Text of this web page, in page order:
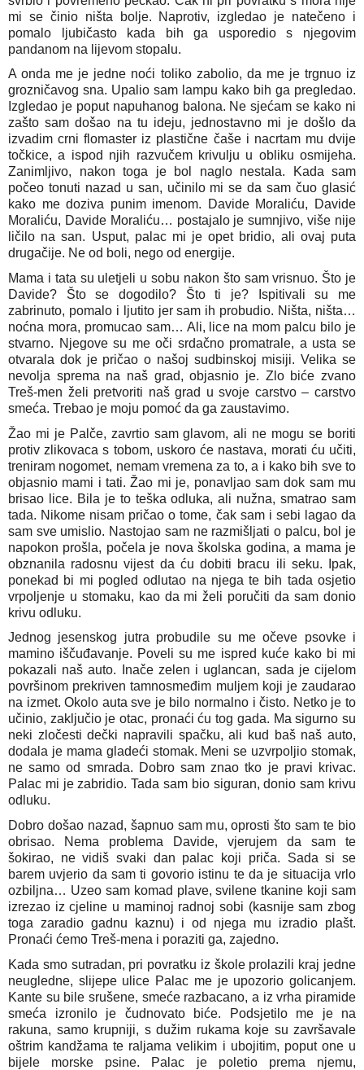
mi se činio ništa bolje. Naprotiv, izgledao je natečeno i
pomalo ljubičasto kada bih ga usporedio s njegovim
pandanom na lijevom stopalu.
A onda me je jedne noći toliko zabolio, da me je trgnuo iz
grozničavog sna. Upalio sam lampu kako bih ga pregledao.
Izgledao je poput napuhanog balona. Ne sjećam se kako ni
zašto sam došao na tu ideju, jednostavno mi je došlo da
izvadim crni flomaster iz plastične čaše i nacrtam mu dvije
točkice, a ispod njih razvučem krivulju u obliku osmijeha.
Zanimljivo, nakon toga je bol naglo nestala. Kada sam
počeo tonuti nazad u san, učinilo mi se da sam čuo glasić
kako me doziva punim imenom. Davide Moraliću, Davide
Moraliću, Davide Moraliću… postajalo je sumnjivo, više nije
ličilo na san. Usput, palac mi je opet bridio, ali ovaj puta
drugačije. Ne od boli, nego od energije.
Mama i tata su uletjeli u sobu nakon što sam vrisnuo. Što je
Davide? Što se dogodilo? Što ti je? Ispitivali su me
zabrinuto, pomalo i ljutito jer sam ih probudio. Ništa, ništa…
noćna mora, promucao sam… Ali, lice na mom palcu bilo je
stvarno. Njegove su me oči srdačno promatrale, a usta se
otvarala dok je pričao o našoj sudbinskoj misiji. Velika se
nevolja sprema na naš grad, objasnio je. Zlo biće zvano
Treš-men želi pretvoriti naš grad u svoje carstvo – carstvo
smeća. Trebao je moju pomoć da ga zaustavimo.
Žao mi je Palče, zavrtio sam glavom, ali ne mogu se boriti
protiv zlikovaca s tobom, uskoro će nastava, morati ću učiti,
treniram nogomet, nemam vremena za to, a i kako bih sve to
objasnio mami i tati. Žao mi je, ponavljao sam dok sam mu
brisao lice. Bila je to teška odluka, ali nužna, smatrao sam
tada. Nikome nisam pričao o tome, čak sam i sebi lagao da
sam sve umislio. Nastojao sam ne razmišljati o palcu, bol je
napokon prošla, počela je nova školska godina, a mama je
obznanila radosnu vijest da ću dobiti bracu ili seku. Ipak,
ponekad bi mi pogled odlutao na njega te bih tada osjetio
vrpoljenje u stomaku, kao da mi želi poručiti da sam donio
krivu odluku.
Jednog jesenskog jutra probudile su me očeve psovke i
mamino iščuđavanje. Poveli su me ispred kuće kako bi mi
pokazali naš auto. Inače zelen i uglancan, sada je cijelom
površinom prekriven tamnosmeđim muljem koji je zaudarao
na izmet. Okolo auta sve je bilo normalno i čisto. Netko je to
učinio, zaključio je otac, pronaći ću tog gada. Ma sigurno su
neki zločesti dečki napravili spačku, ali kud baš naš auto,
dodala je mama gladeći stomak. Meni se uzvrpoljio stomak,
ne samo od smrada. Dobro sam znao tko je pravi krivac.
Palac mi je zabridio. Tada sam bio siguran, donio sam krivu
odluku.
Dobro došao nazad, šapnuo sam mu, oprosti što sam te bio
obrisao. Nema problema Davide, vjerujem da sam te
šokirao, ne vidiš svaki dan palac koji priča. Sada si se
barem uvjerio da sam ti govorio istinu te da je situacija vrlo
ozbiljna… Uzeo sam komad plave, svilene tkanine koji sam
izrezao iz cjeline u maminoj radnoj sobi (kasnije sam zbog
toga zaradio gadnu kaznu) i od njega mu izradio plašt.
Pronaći ćemo Treš-mena i poraziti ga, zajedno.
Kada smo sutradan, pri povratku iz škole prolazili kraj jedne
neugledne, slijepe ulice Palac me je upozorio golicanjem.
Kante su bile srušene, smeće razbacano, a iz vrha piramide
smeća izronilo je čudnovato biće. Podsjetilo me je na
rakuna, samo krupniji, s dužim rukama koje su završavale
oštrim kandžama te raljama velikim i ubojitim, poput one u
bijele morske psine. Palac je poletio prema njemu,